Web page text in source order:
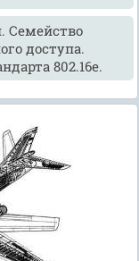
Семейство
доступа.
802.16е.